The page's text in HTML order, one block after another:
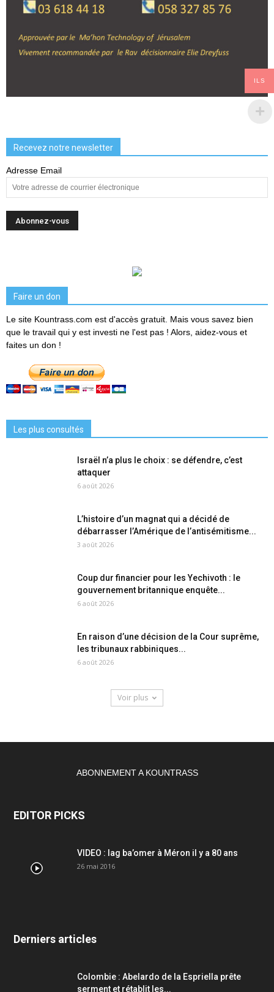
Recevez notre newsletter
Adresse Email
Faire un don
Le site Kountrass.com est d'accès gratuit. Mais vous savez bien
que le travail qui y est investi ne l'est pas ! Alors, aidez-vous et
faites un don !
Les plus consultés
Israël n’a plus le choix : se défendre, c’est
attaquer
6 août 2026
L’histoire d’un magnat qui a décidé de
débarrasser l’Amérique de l’antisémitisme...
3 août 2026
Coup dur financier pour les Yechivoth : le
gouvernement britannique enquête...
6 août 2026
En raison d’une décision de la Cour suprême,
les tribunaux rabbiniques...
6 août 2026
Voir plus
ABONNEMENT A KOUNTRASS
EDITOR PICKS
VIDEO : lag ba’omer à Méron il y a 80 ans
26 mai 2016
Derniers articles
Colombie : Abelardo de la Espriella prête
serment et rétablit les...
ILS